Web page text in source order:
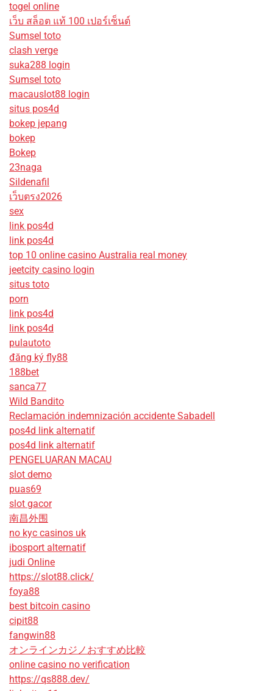
togel online
เว็บ สล็อต แท้ 100 เปอร์เซ็นต์
Sumsel toto
clash verge
suka288 login
Sumsel toto
macauslot88 login
situs pos4d
bokep jepang
bokep
Bokep
23naga
Sildenafil
เว็บตรง2026
sex
link pos4d
link pos4d
top 10 online casino Australia real money
jeetcity casino login
situs toto
porn
link pos4d
link pos4d
pulautoto
đăng ký fly88
188bet
sanca77
Wild Bandito
Reclamación indemnización accidente Sabadell
pos4d link alternatif
pos4d link alternatif
PENGELUARAN MACAU
slot demo
puas69
slot gacor
南昌外围
no kyc casinos uk
ibosport alternatif
judi Online
https://slot88.click/
foya88
best bitcoin casino
cipit88
fangwin88
オンラインカジノおすすめ比較
online casino no verification
https://qs888.dev/